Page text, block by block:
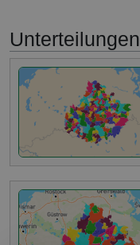
Unterteilungen